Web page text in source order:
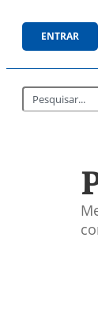
ENTRAR